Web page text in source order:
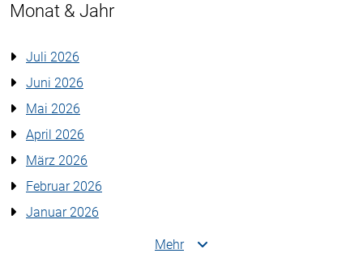
Monat & Jahr
Juli 2026
Juni 2026
Mai 2026
April 2026
März 2026
Februar 2026
Januar 2026
Mehr